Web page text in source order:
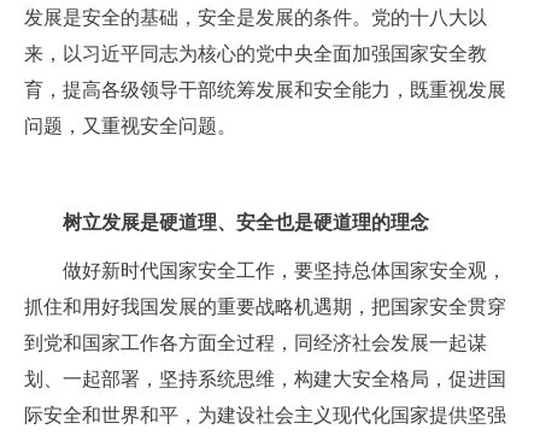
发展是安全的基础，安全是发展的条件。党的十八大以
来，以习近平同志为核心的党中央全面加强国家安全教
育，提高各级领导干部统筹发展和安全能力，既重视发展
问题，又重视安全问题。
树立发展是硬道理、安全也是硬道理的理念
做好新时代国家安全工作，要坚持总体国家安全观，
抓住和用好我国发展的重要战略机遇期，把国家安全贯穿
到党和国家工作各方面全过程，同经济社会发展一起谋
划、一起部署，坚持系统思维，构建大安全格局，促进国
际安全和世界和平，为建设社会主义现代化国家提供坚强